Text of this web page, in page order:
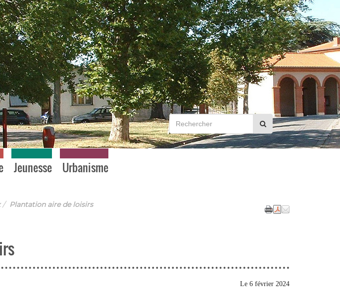
Jeunesse Urbanisme
Plantation aire de loisirs
Le 6 février 2024